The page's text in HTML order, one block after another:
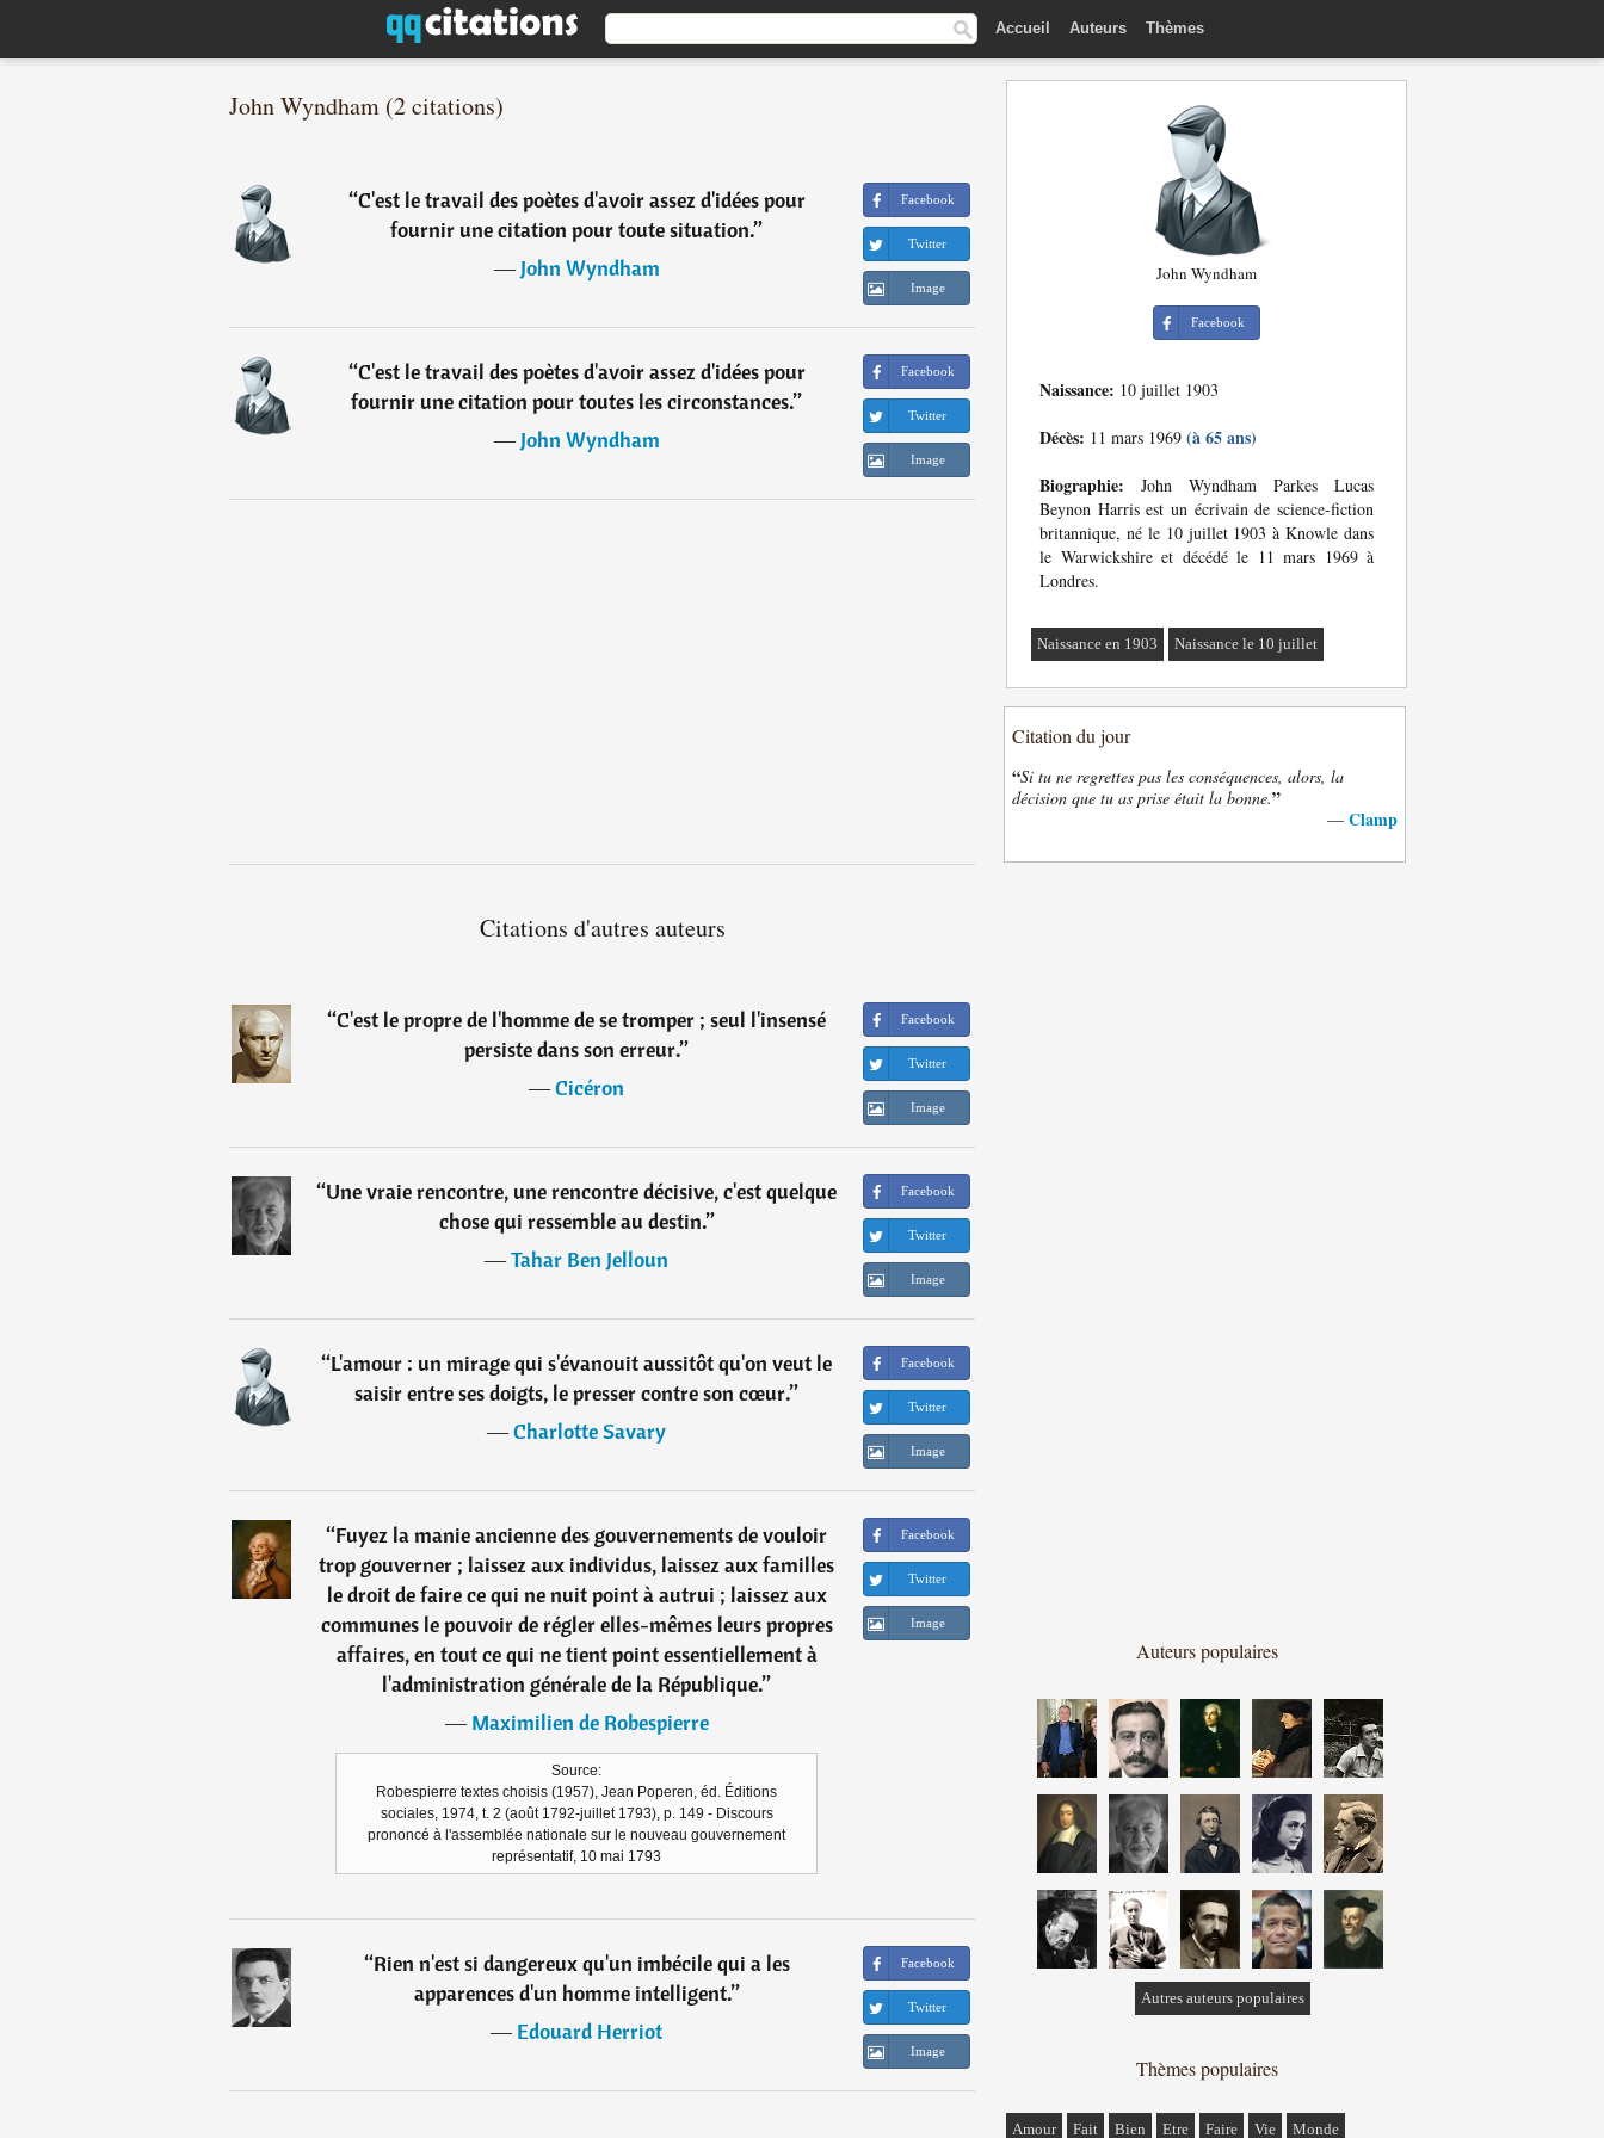
Accueil Auteurs Thèmes
John Wyndham (2 citations)
“C'est le travail des poètes d'avoir assez d'idées pour
fournir une citation pour toute situation.”
―John Wyndham
Facebook
Twitter
Image
“C'est le travail des poètes d'avoir assez d'idées pour
fournir une citation pour toutes les circonstances.”
―John Wyndham
Facebook
Twitter
Image
Citations d'autres auteurs
“C'est le propre de l'homme de se tromper ; seul l'insensé
persiste dans son erreur.”
―Cicéron
Facebook
Twitter
Image
“Une vraie rencontre, une rencontre décisive, c'est quelque
chose qui ressemble au destin.”
―Tahar Ben Jelloun
Facebook
Twitter
Image
“L'amour : un mirage qui s'évanouit aussitôt qu'on veut le
saisir entre ses doigts, le presser contre son cœur.”
―Charlotte Savary
Facebook
Twitter
Image
“Fuyez la manie ancienne des gouvernements de vouloir
trop gouverner ; laissez aux individus, laissez aux familles
le droit de faire ce qui ne nuit point à autrui ; laissez aux
communes le pouvoir de régler elles-mêmes leurs propres
affaires, en tout ce qui ne tient point essentiellement à
l'administration générale de la République.”
―Maximilien de Robespierre
Source:
Robespierre textes choisis (1957), Jean Poperen, éd. Éditions
sociales, 1974, t. 2 (août 1792-juillet 1793), p. 149 - Discours
prononcé à l'assemblée nationale sur le nouveau gouvernement
représentatif, 10 mai 1793
Facebook
Twitter
Image
“Rien n'est si dangereux qu'un imbécile qui a les
apparences d'un homme intelligent.”
―Edouard Herriot
Facebook
Twitter
Image
John Wyndham
Facebook
Naissance: 10 juillet 1903
Décès: 11 mars 1969 (à 65 ans)
Biographie: John Wyndham Parkes Lucas
Beynon Harris est un écrivain de science-fiction
britannique, né le 10 juillet 1903 à Knowle dans
le Warwickshire et décédé le 11 mars 1969 à
Londres.
Naissance en 1903 Naissance le 10 juillet
Citation du jour
“Si tu ne regrettes pas les conséquences, alors, la
décision que tu as prise était la bonne.”
— Clamp
Auteurs populaires
Autres auteurs populaires
Thèmes populaires
Amour Fait Bien Etre Faire Vie Monde